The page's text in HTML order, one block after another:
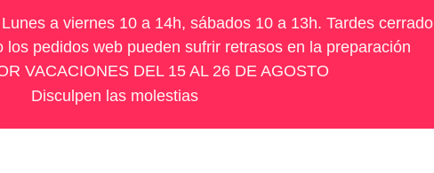
a viernes 10 a 14h, sábados 10 a 13h. Tardes cerrado
los pedidos web pueden sufrir retrasos en la preparación
VACACIONES DEL 15 AL 26 DE AGOSTO
Disculpen las molestias